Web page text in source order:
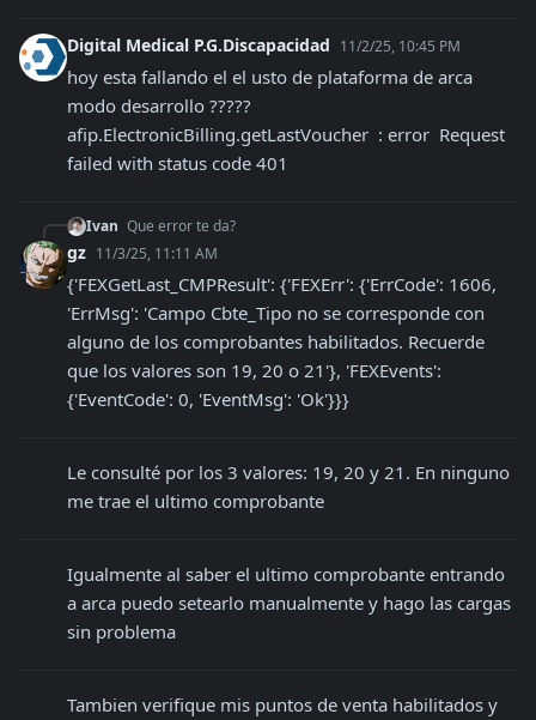
Digital Medical P.G.Discapacidad 11/2/25, 10:45 PM
hoy esta fallando el el usto de plataforma de arca
modo desarrollo ?????
afip.ElectronicBilling.getLastVoucher  : error  Request
failed with status code 401
Ivan Que error te da?
gz 11/3/25, 11:11 AM
{'FEXGetLast_CMPResult': {'FEXErr': {'ErrCode': 1606,
'ErrMsg': 'Campo Cbte_Tipo no se corresponde con
alguno de los comprobantes habilitados. Recuerde
que los valores son 19, 20 o 21'}, 'FEXEvents':
{'EventCode': 0, 'EventMsg': 'Ok'}}}
Le consulté por los 3 valores: 19, 20 y 21. En ninguno
me trae el ultimo comprobante
Igualmente al saber el ultimo comprobante entrando
a arca puedo setearlo manualmente y hago las cargas
sin problema
Tambien verifique mis puntos de venta habilitados y